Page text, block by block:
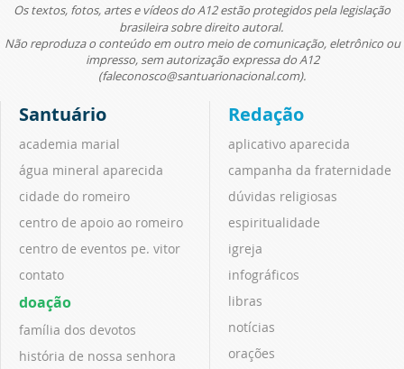
Os textos, fotos, artes e vídeos do A12 estão protegidos pela legislação
brasileira sobre direito autoral.
Não reproduza o conteúdo em outro meio de comunicação, eletrônico ou
impresso, sem autorização expressa do A12
(faleconosco@santuarionacional.com).
Santuário
academia marial
água mineral aparecida
cidade do romeiro
centro de apoio ao romeiro
centro de eventos pe. vitor
contato
doação
família dos devotos
história de nossa senhora
Redação
aplicativo aparecida
campanha da fraternidade
dúvidas religiosas
espiritualidade
igreja
infográficos
libras
notícias
orações